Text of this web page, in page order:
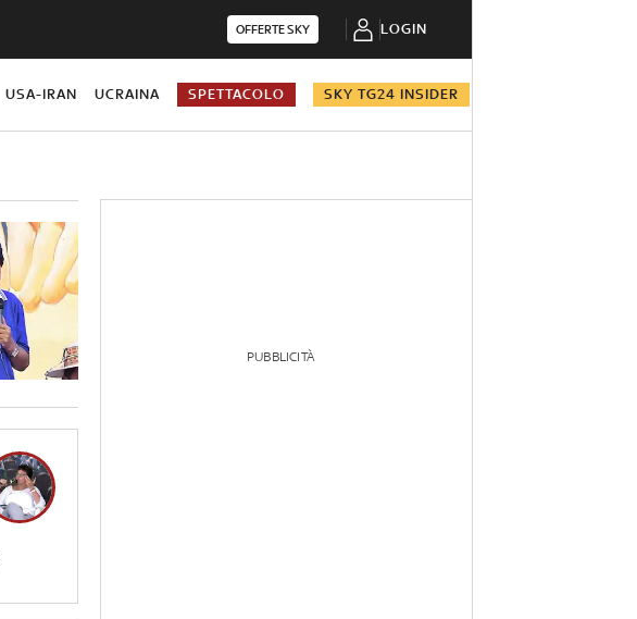
OFFERTE SKY LOGIN
USA-IRAN UCRAINA SPETTACOLO SKY TG24 INSIDER
PUBBLICITÀ